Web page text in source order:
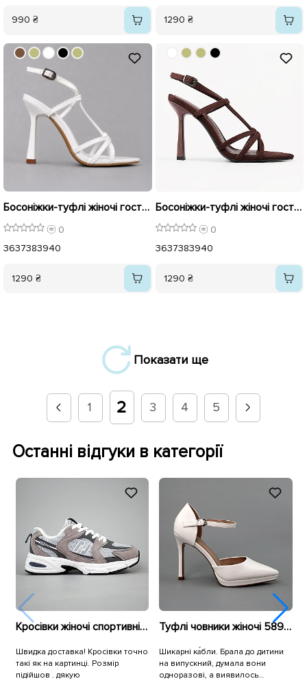
990 ₴ 1290 ₴
Босоніжки-туфлі жіночі гострий носок 595770 Білі
0
3637383940
1290 ₴
Босоніжки-туфлі жіночі гострий носок замш 595772 Коричневі
0
3637383940
1290 ₴
Показати ще
1 2 3 4 5
Останні відгуки в категорії
Кросівки жіночі спортивні сітка 594084 Сірі
Швидка доставка! Кросівки точно
такі як на картинці. Розмір
підійшов . дякую
Туфлі човники жіночі 589908 Білі
Шикарні ка́бли. Брала до дитини
на випускний, думала вони
одноразові, а виявилось